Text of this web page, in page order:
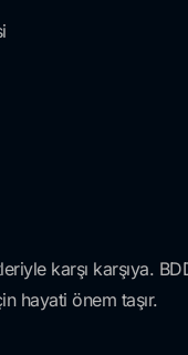
karşı karşıya.
hayati önem taşır.